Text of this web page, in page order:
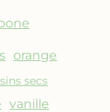
orange
secs
vanille